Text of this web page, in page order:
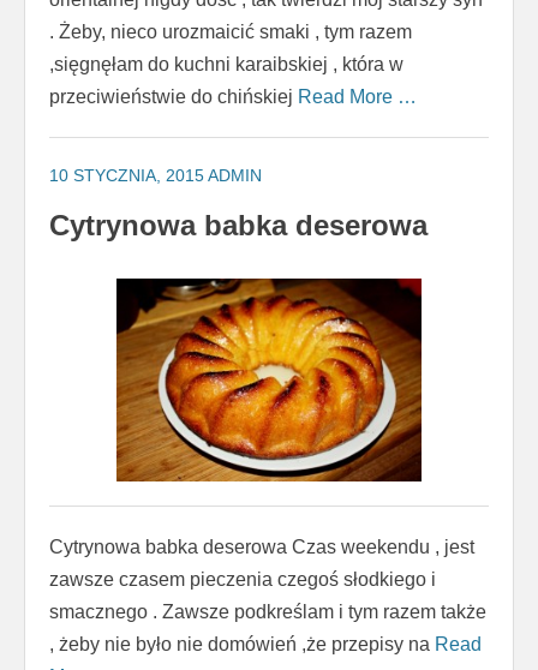
. Żeby, nieco urozmaicić smaki , tym razem
,sięgnęłam do kuchni karaibskiej , która w
przeciwieństwie do chińskiej Read More …
10 STYCZNIA, 2015ADMIN
Cytrynowa babka deserowa
Cytrynowa babka deserowa Czas weekendu , jest
zawsze czasem pieczenia czegoś słodkiego i
smacznego . Zawsze podkreślam i tym razem także
, żeby nie było nie domówień ,że przepisy na Read